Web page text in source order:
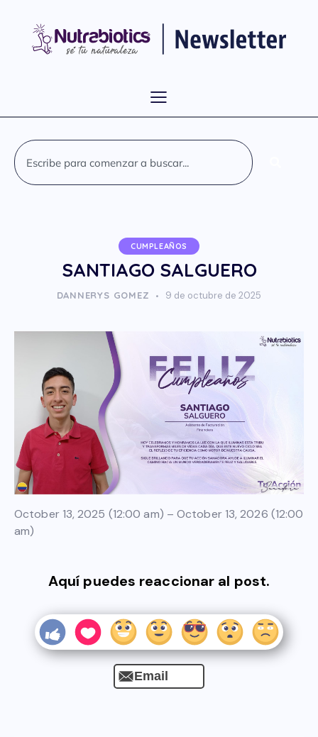
CUMPLEAÑOS
SANTIAGO SALGUERO
DANNERYS GOMEZ 9 de octubre de 2025
October 13, 2025 (12:00 am) – October 13, 2026 (12:00
am)
Aquí puedes reaccionar al post.
Email